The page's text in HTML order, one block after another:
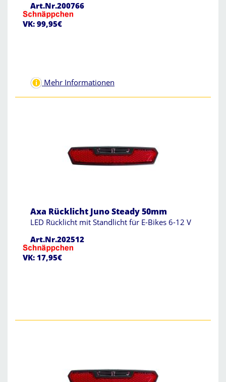
Art.Nr.200766
VK: 99,95€
Mehr Informationen
Axa Rücklicht Juno Steady 50mm
LED Rücklicht mit Standlicht für E-Bikes 6-12 V
Art.Nr.202512
VK: 17,95€